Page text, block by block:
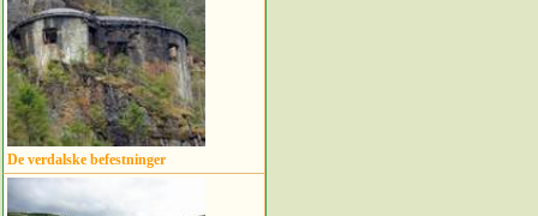
De verdalske befestninger